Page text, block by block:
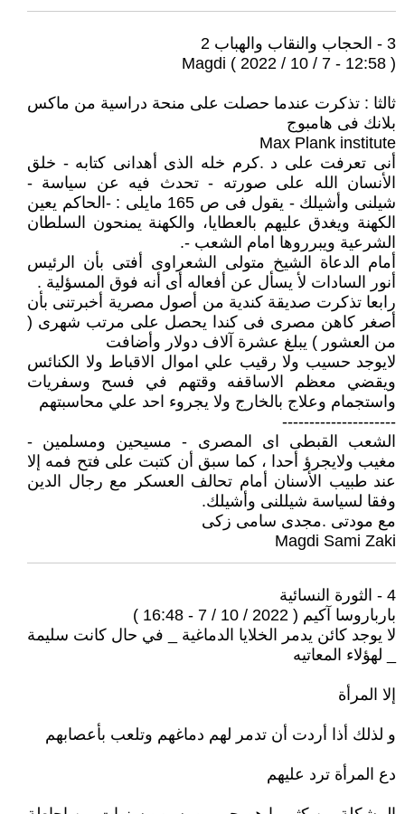
3 - الحجاب والنقاب والهباب 2
Magdi ( 2022 / 10 / 7 - 12:58 )
ثالثا : تذكرت عندما حصلت على منحة دراسية من ماكس
بلانك فى هامبوج
Max Plank institute
أنى تعرفت على د .كرم خله الذى أهدانى كتابه - خلق
الأنسان الله على صورته - تحدث فيه عن سياسة -
شيلنى وأشيلك - يقول فى ص 165 مايلى : -الحاكم يعين
الكهنة ويغدق عليهم بالعطايا، والكهنة يمنحون السلطان
الشرعية ويبرروها امام الشعب -.
أمام الدعاة الشيخ متولى الشعراوى أفتى بأن الرئيس
أنور السادات لأ يسأل عن أفعاله أى أنه فوق المسؤلية .
رابعا تذكرت صديقة كندية من أصول مصرية أخبرتنى بأن
أصغر كاهن مصرى فى كندا يحصل على مرتب شهرى (
من العشور ) يبلغ عشرة آلاف دولار وأضافت
لايوجد حسيب ولا رقيب علي اموال الاقباط ولا الكنائس
ويقضي معظم الاساقفه وقتهم في فسح وسفريات
واستجمام وعلاج بالخارج ولا يجروء احد علي محاسبتهم
---------------------
الشعب القبطى اى المصرى - مسيحين ومسلمين -
مغيب ولايجرؤ أحدا ، كما سبق أن كتبت على فتح فمه إلا
عند طبيب الأسنان أمام تحالف العسكر مع رجال الدين
وفقا لسياسة شيللنى وأشيلك.
مع مودتى .مجدى سامى زكى
Magdi Sami Zaki
4 - الثورة النسائية
بارباروسا آكيم ( 2022 / 10 / 7 - 16:48 )
لا يوجد كائن يدمر الخلايا الدماغية _ في حال كانت سليمة
_ لهؤلاء المعاتيه
إلا المرأة
و لذلك أذا أردت أن تدمر لهم دماغهم وتلعب بأعصابهم
دع المرأة ترد عليهم